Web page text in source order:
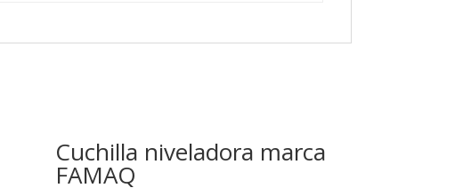
Cuchilla niveladora marca
FAMAQ